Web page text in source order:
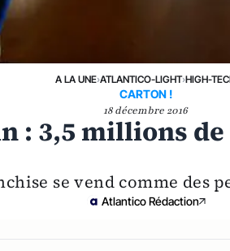
A LA UNE›ATLANTICO-LIGHT›HIGH-
CARTON !
18 décembre 2016
: 3,5 millions
se vend comme des
Atlantico Rédaction